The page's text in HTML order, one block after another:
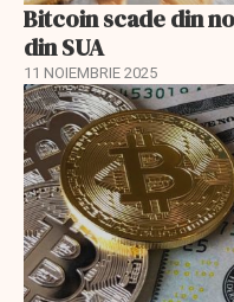
Bitcoin scade din
din SUA
11 NOIEMBRIE 2025